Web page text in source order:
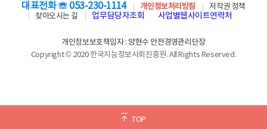
TOP
대표전화 ☏ 053-230-1114 개인정보처리방침
저작권 정책
찾아오시는 길
업무담당자조회 사업별웹사이트연락처
개인정보보호책임자 : 양현수 안전경영관리단장
Copyright © 2020 한국지능정보사회진흥원. All Rights Reserved.